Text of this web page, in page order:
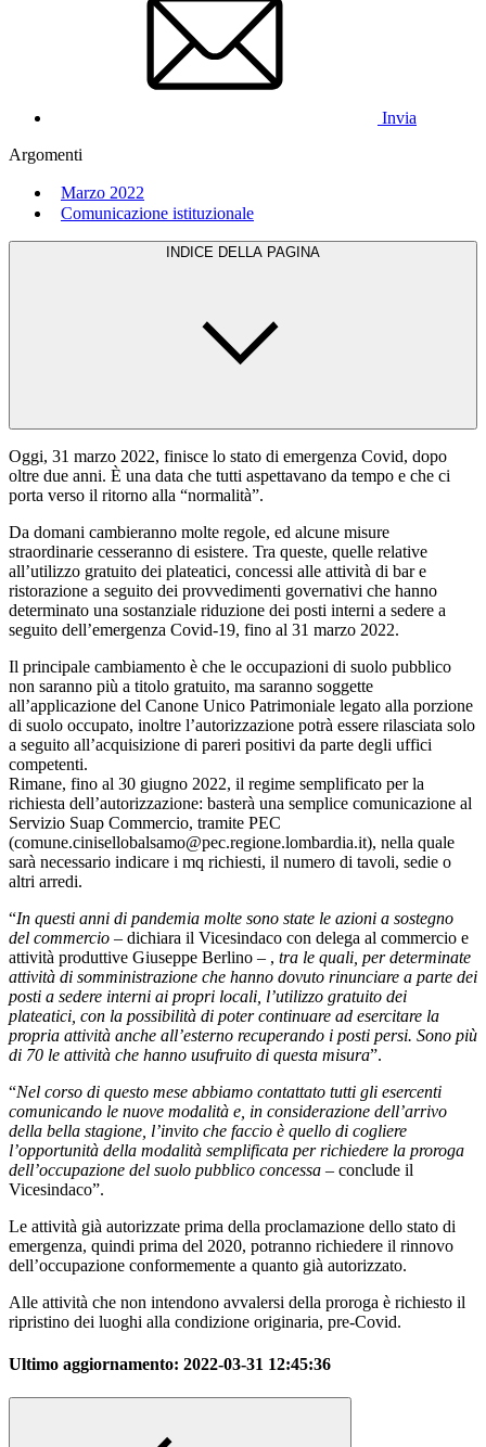
Invia
Argomenti
Marzo 2022
Comunicazione istituzionale
INDICE DELLA PAGINA
Oggi, 31 marzo 2022, finisce lo stato di emergenza Covid, dopo
oltre due anni. È una data che tutti aspettavano da tempo e che ci
porta verso il ritorno alla “normalità”.
Da domani cambieranno molte regole, ed alcune misure
straordinarie cesseranno di esistere. Tra queste, quelle relative
all’utilizzo gratuito dei plateatici, concessi alle attività di bar e
ristorazione a seguito dei provvedimenti governativi che hanno
determinato una sostanziale riduzione dei posti interni a sedere a
seguito dell’emergenza Covid-19, fino al 31 marzo 2022.
Il principale cambiamento è che le occupazioni di suolo pubblico
non saranno più a titolo gratuito, ma saranno soggette
all’applicazione del Canone Unico Patrimoniale legato alla porzione
di suolo occupato, inoltre l’autorizzazione potrà essere rilasciata solo
a seguito all’acquisizione di pareri positivi da parte degli uffici
competenti.
Rimane, fino al 30 giugno 2022, il regime semplificato per la
richiesta dell’autorizzazione: basterà una semplice comunicazione al
Servizio Suap Commercio, tramite PEC
(comune.cinisellobalsamo@pec.regione.lombardia.it), nella quale
sarà necessario indicare i mq richiesti, il numero di tavoli, sedie o
altri arredi.
“In questi anni di pandemia molte sono state le azioni a sostegno
del commercio – dichiara il Vicesindaco con delega al commercio e
attività produttive Giuseppe Berlino – , tra le quali, per determinate
attività di somministrazione che hanno dovuto rinunciare a parte dei
posti a sedere interni ai propri locali, l’utilizzo gratuito dei
plateatici, con la possibilità di poter continuare ad esercitare la
propria attività anche all’esterno recuperando i posti persi. Sono più
di 70 le attività che hanno usufruito di questa misura”.
“Nel corso di questo mese abbiamo contattato tutti gli esercenti
comunicando le nuove modalità e, in considerazione dell’arrivo
della bella stagione, l’invito che faccio è quello di cogliere
l’opportunità della modalità semplificata per richiedere la proroga
dell’occupazione del suolo pubblico concessa – conclude il
Vicesindaco”.
Le attività già autorizzate prima della proclamazione dello stato di
emergenza, quindi prima del 2020, potranno richiedere il rinnovo
dell’occupazione conformemente a quanto già autorizzato.
Alle attività che non intendono avvalersi della proroga è richiesto il
ripristino dei luoghi alla condizione originaria, pre-Covid.
Ultimo aggiornamento: 2022-03-31 12:45:36